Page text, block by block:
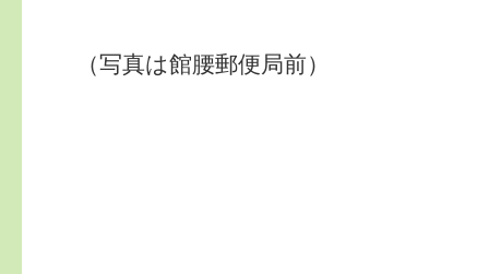
（写真は館腰郵便局前）